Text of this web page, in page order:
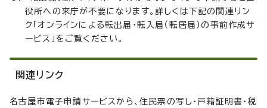
役所への来庁が不要になります。詳しくは下記の関連リン
ク「オンラインによる転出届・転入届（転居届）の事前作成サ
ービス」をご覧ください。
関連リンク
名古屋市電子申請サービスから、住民票の写し・戸籍証明書・税